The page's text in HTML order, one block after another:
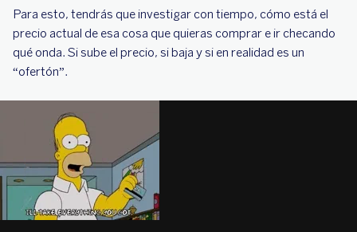
Para esto, tendrás que investigar con tiempo, cómo está el
precio actual de esa cosa que quieras comprar e ir checando
qué onda. Si sube el precio, si baja y si en realidad es un
“ofertón”.